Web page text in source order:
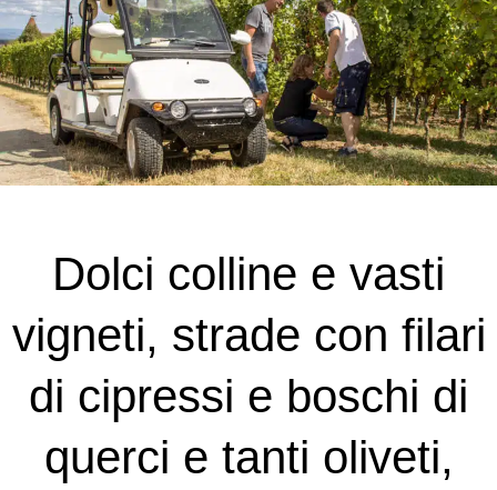
Dolci colline e vasti
vigneti, strade con filari
di cipressi e boschi di
querci e tanti oliveti,